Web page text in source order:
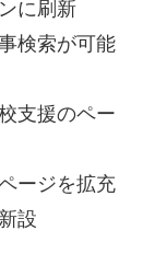
に刷新
検索が可能
支援のペー
ージを拡充
設